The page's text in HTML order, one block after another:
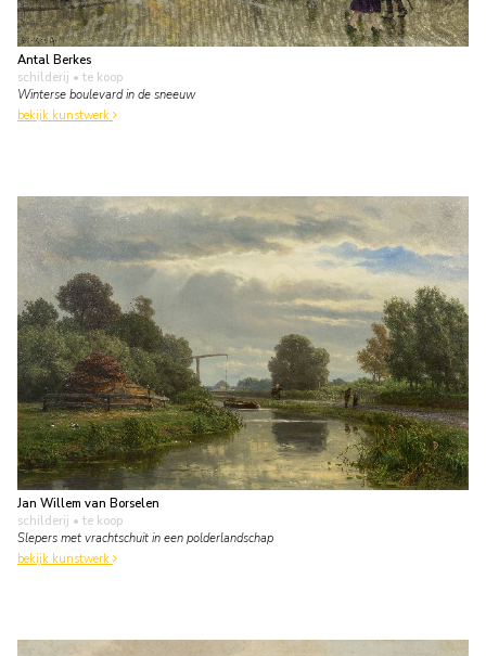
Antal Berkes
schilderij • te koop
Winterse boulevard in de sneeuw
bekijk kunstwerk
Jan Willem van Borselen
schilderij • te koop
Slepers met vrachtschuit in een polderlandschap
bekijk kunstwerk